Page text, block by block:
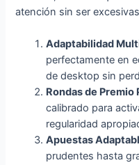
atención sin ser
Adaptabilidad
perfectamente en
de desktop sin
Rondas de Premio
calibrado para
regularidad
Apuestas
prudentes hasta